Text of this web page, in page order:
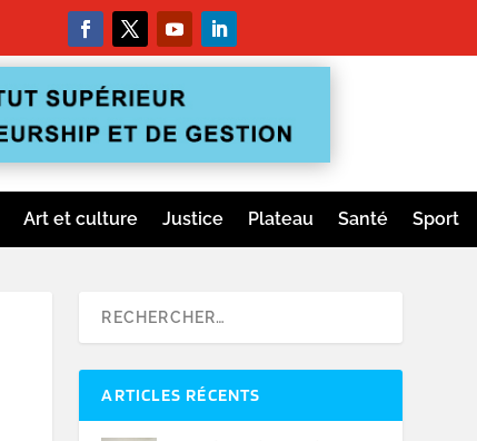
Art et culture Justice Plateau Santé Sport
ARTICLES RÉCENTS